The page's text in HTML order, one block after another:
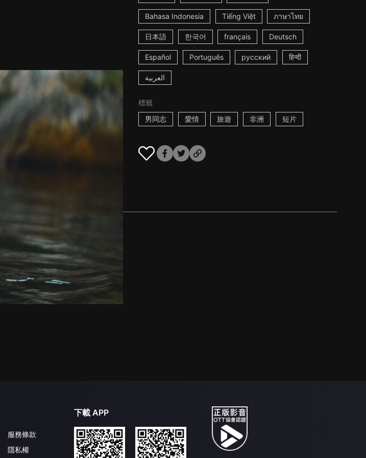
Bahasa Indonesia Tiếng Việt ภาษาไทย
日本語 한국어 français Deutsch
Español Português русский हिन्दी
العربية
標籤
男同志
愛情 旅遊 非洲 短片
服務條款
隱私權
下載 APP